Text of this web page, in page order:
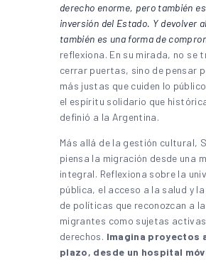
derecho enorme, pero también
inversión del Estado. Y devolver
también es una forma de
reflexiona. En su mirada, no se
cerrar puertas, sino de pensar
más justas que cuiden lo
el espíritu solidario que
definió a la Argentina.
Más allá de la gestión cultural,
piensa la migración desde una
integral. Reflexiona sobre la
pública, el acceso a la salud y
de políticas que reconozcan a
migrantes como sujetas
derechos. Imagina proyectos
plazo, desde un hospital